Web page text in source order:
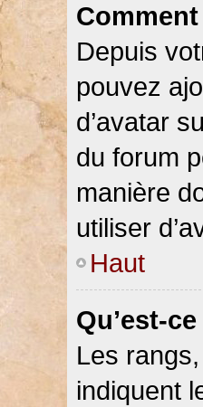
Depuis
pouvez
d’avatar
du forum
manière
utiliser
Haut
Qu’est-
Les
indiquent